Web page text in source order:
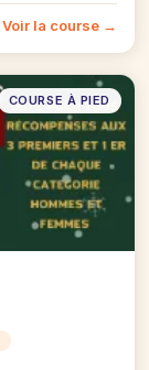
Voir la course →
COURSE À PIED